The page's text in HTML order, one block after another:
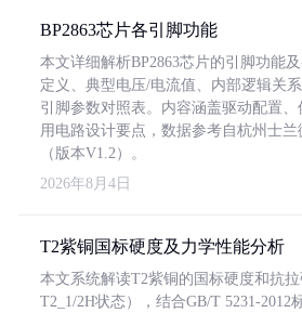
BP2863芯片各引脚功能
本文详细解析BP2863芯片的引脚功能
定义、典型电压/电流值、内部逻辑关
引脚参数对照表。内容涵盖驱动配置
用电路设计要点，数据参考自杭州士
（版本V1.2）。
2026年8月4日
T2紫铜国标硬度及力学性能分析
本文系统解读T2紫铜的国标硬度和抗
T2_1/2H状态），结合GB/T 5231-2012